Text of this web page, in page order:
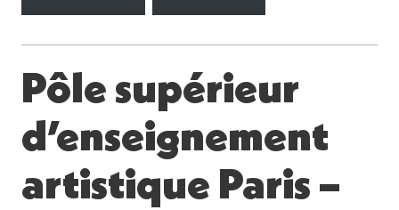
Pôle supérieur
d’enseignement
artistique Paris –